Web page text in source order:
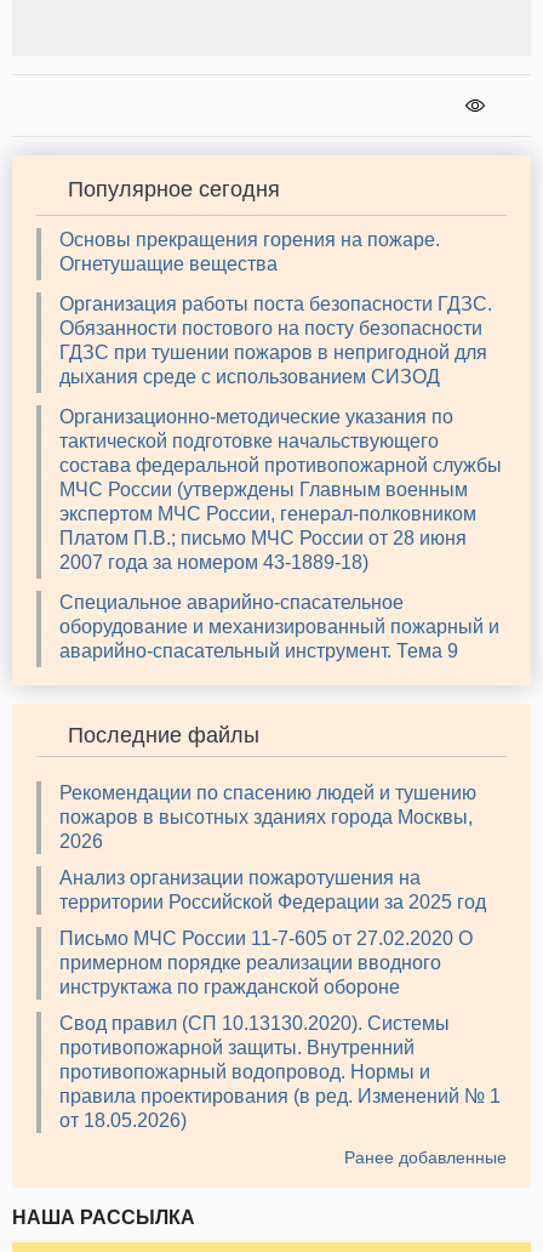
Популярное сегодня
Основы прекращения горения на пожаре.
Огнетушащие вещества
Организация работы поста безопасности ГДЗС.
Обязанности постового на посту безопасности
ГДЗС при тушении пожаров в непригодной для
дыхания среде с использованием СИЗОД
Организационно-методические указания по
тактической подготовке начальствующего
состава федеральной противопожарной службы
МЧС России (утверждены Главным военным
экспертом МЧС России, генерал-полковником
Платом П.В.; письмо МЧС России от 28 июня
2007 года за номером 43-1889-18)
Специальное аварийно-спасательное
оборудование и механизированный пожарный и
аварийно-спасательный инструмент. Тема 9
Последние файлы
Рекомендации по спасению людей и тушению
пожаров в высотных зданиях города Москвы,
2026
Анализ организации пожаротушения на
территории Российской Федерации за 2025 год
Письмо МЧС России 11-7-605 от 27.02.2020 О
примерном порядке реализации вводного
инструктажа по гражданской обороне
Свод правил (СП 10.13130.2020). Системы
противопожарной защиты. Внутренний
противопожарный водопровод. Нормы и
правила проектирования (в ред. Изменений № 1
от 18.05.2026)
Ранее добавленные
НАША РАССЫЛКА